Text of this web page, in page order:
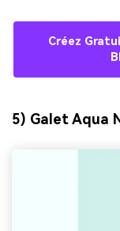
Créez
5) Galet Aqua